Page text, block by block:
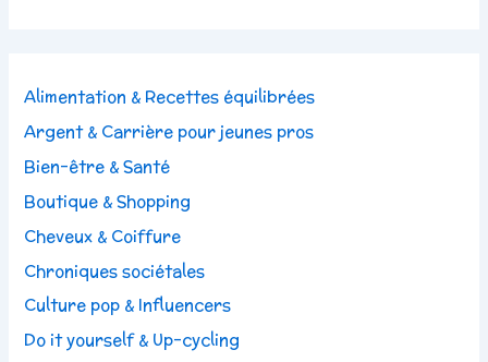
Alimentation & Recettes équilibrées
Argent & Carrière pour jeunes pros
Bien-être & Santé
Boutique & Shopping
Cheveux & Coiffure
Chroniques sociétales
Culture pop & Influencers
Do it yourself & Up-cycling